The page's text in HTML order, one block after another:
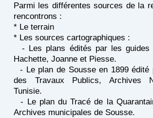
Parmi les différentes sources de la
rencontrons :
* Le terrain
* Les sources cartographiques :
- Les plans édités par les guides
Hachette, Joanne et Piesse.
- Le plan de Sousse en 1899 édité
des Travaux Publics, Archives
Tunisie.
- Le plan du Tracé de la
Archives municipales de Sousse.